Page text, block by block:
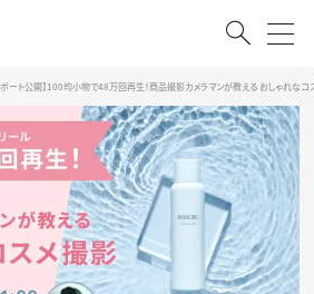
会員登録
ポート公開】100均小物で48万回再生！商品撮影カメラマンが教える おしゃれなコ